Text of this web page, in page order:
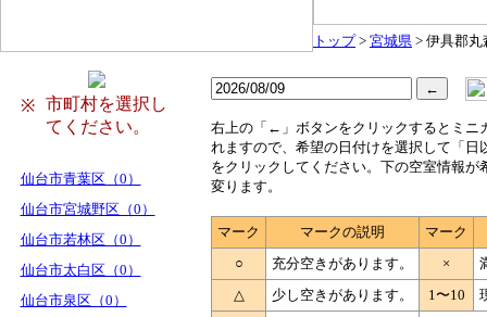
トップ> 宮城県 > 伊具郡丸
※
市町村を選択し
てください。
仙台市青葉区（0）
仙台市宮城野区（0）
仙台市若林区（0）
仙台市太白区（0）
仙台市泉区（0）
右上の「←」ボタンをクリックするとミニ
れますので、希望の日付けを選択して「日
をクリックしてください。下の空室情報が
変ります。
マーク マークの説明
マーク
○
充分空きがあります。 ×
△
少し空きがあります。 1〜10